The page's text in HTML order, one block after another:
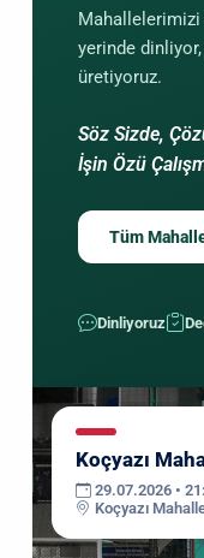
Mahallelerimizi
yerinde
üretiyoruz.
Söz Sizde,
İşin Özü
Tüm
Dinliyoruz
Koçyazı
29.07.2026 •
Koçyazı